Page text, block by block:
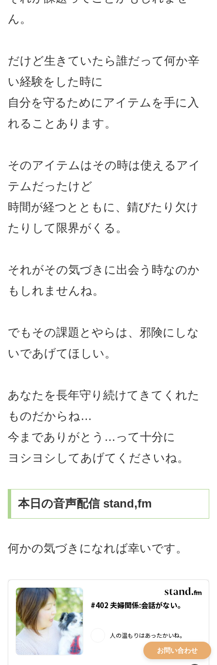
ん。
だけど生きていたら誰だって何か辛
い経験をした時に
自分を守るためにアイテムを手に入
れることあります。
そのアイテムはその時は使えるアイ
テムだったけど
時間が経つとともに、錆びたり欠け
たりして限界がくる。
それがその気づきに出会う時なのか
もしれませんね。
でもその課題とやらは、邪険にしな
いであげてほしい。
あなたを長年守り続けてきてくれた
ものだからね…
今までありがとう…って十分に
ヨシヨシしてあげてくださいね。
本日の音声配信 stand,fm
何かの気づきになれば幸いです。
お問い合わせ